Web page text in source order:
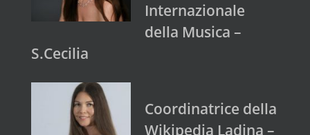
Internazionale
della Musica –
S.Cecilia
Coordinatrice della
Wikipedia Ladina –